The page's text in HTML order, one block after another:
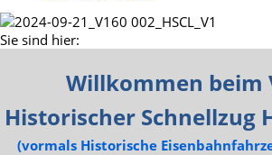
Sie sind hier:
Willkommen beim
Historischer Schnellzug
(vormals Historische